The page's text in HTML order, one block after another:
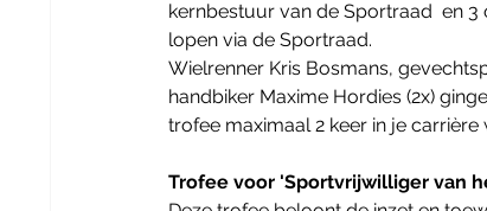
kernbestuur van de Sportraad  en
lopen via de Sportraad.
Wielrenner Kris Bosmans,
handbiker Maxime Hordies (2x)
trofee maximaal 2 keer in je carrière
Trofee voor 'Sportvrijwilliger van